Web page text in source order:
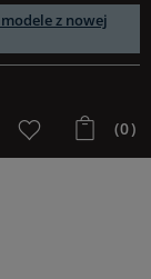
modele z nowej
(0)